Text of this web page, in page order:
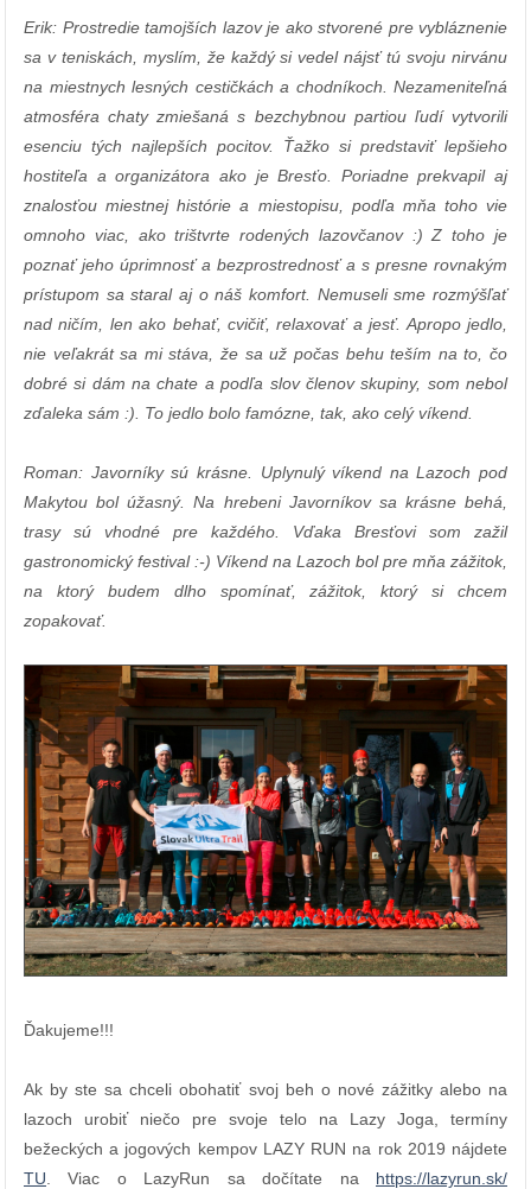
Erik: Prostredie tamojších lazov je ako stvorené pre vybláznenie
sa v teniskách, myslím, že každý si vedel nájsť tú svoju nirvánu
na miestnych lesných cestičkách a chodníkoch. Nezameniteľná
atmosféra chaty zmiešaná s bezchybnou partiou ľudí vytvorili
esenciu tých najlepších pocitov. Ťažko si predstaviť lepšieho
hostiteľa a organizátora ako je Bresťo. Poriadne prekvapil aj
znalosťou miestnej histórie a miestopisu, podľa mňa toho vie
omnoho viac, ako trištvrte rodených lazovčanov :) Z toho je
poznať jeho úprimnosť a bezprostrednosť a s presne rovnakým
prístupom sa staral aj o náš komfort. Nemuseli sme rozmýšľať
nad ničím, len ako behať, cvičiť, relaxovať a jesť. Apropo jedlo,
nie veľakrát sa mi stáva, že sa už počas behu teším na to, čo
dobré si dám na chate a podľa slov členov skupiny, som nebol
zďaleka sám :). To jedlo bolo famózne, tak, ako celý víkend.
Roman: Javorníky sú krásne. Uplynulý víkend na Lazoch pod
Makytou bol úžasný. Na hrebeni Javorníkov sa krásne behá,
trasy sú vhodné pre každého. Vďaka Bresťovi som zažil
gastronomický festival :-) Víkend na Lazoch bol pre mňa zážitok,
na ktorý budem dlho spomínať, zážitok, ktorý si chcem
zopakovať.
Ďakujeme!!!
Ak by ste sa chceli obohatiť svoj beh o nové zážitky alebo na
lazoch urobiť niečo pre svoje telo na Lazy Joga, termíny
bežeckých a jogových kempov LAZY RUN na rok 2019 nájdete
TU . Viac o LazyRun sa dočítate na https://lazyrun.sk/